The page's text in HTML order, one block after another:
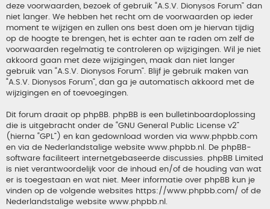
deze voorwaarden, bezoek of gebruik “A.S.V. Dionysos Forum” dan
niet langer. We hebben het recht om de voorwaarden op ieder
moment te wijzigen en zullen ons best doen om je hiervan tijdig
op de hoogte te brengen, het is echter aan te raden om zelf de
voorwaarden regelmatig te controleren op wijzigingen. Wil je niet
akkoord gaan met deze wijzigingen, maak dan niet langer
gebruik van “A.S.V. Dionysos Forum”. Blijf je gebruik maken van
“A.S.V. Dionysos Forum”, dan ga je automatisch akkoord met de
wijzigingen en of toevoegingen.
Dit forum draait op phpBB. phpBB is een bulletinboardoplossing
die is uitgebracht onder de “GNU General Public License v2”
(hierna “GPL”) en kan gedownload worden via www.phpbb.com
en via de Nederlandstalige website www.phpbb.nl . De phpBB-
software faciliteert internetgebaseerde discussies. phpBB Limited
is niet verantwoordelijk voor de inhoud en/of de houding van wat
er is toegestaan en wat niet. Meer informatie over phpBB kun je
vinden op de volgende websites https://www.phpbb.com/ of de
Nederlandstalige website www.phpbb.nl